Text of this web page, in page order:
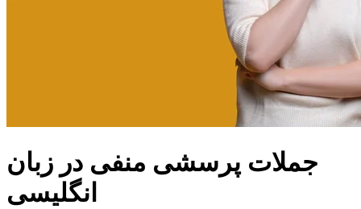
جملات پرسشی منفی در زبان
انگلیسی